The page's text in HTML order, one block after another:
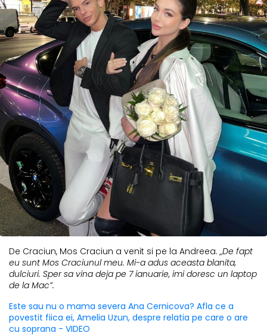
De Craciun, Mos Craciun a venit si pe la Andreea.„De fapt
eu sunt Mos Craciunul meu. Mi-a adus aceasta blanita,
dulciuri. Sper sa vina deja pe 7 ianuarie, imi doresc un laptop
de la Mac”.
Este sau nu o mama severa Ana Cernicova? Afla ce a
povestit fiica ei, Amelia Uzun, despre relatia pe care o are
cu soprana - VIDEO